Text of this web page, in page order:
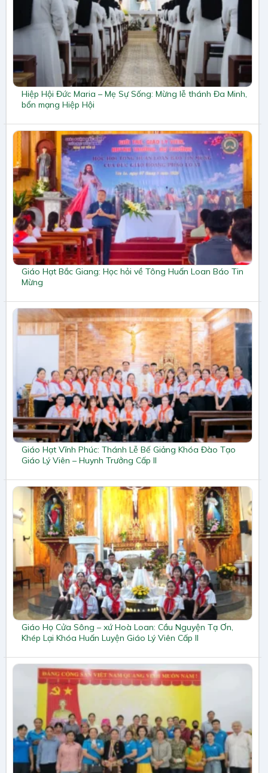
Hiệp Hội Đức Maria – Mẹ Sự Sống: Mừng lễ thánh Đa Minh,
bổn mạng Hiệp Hội
Giáo Hạt Bắc Giang: Học hỏi về Tông Huấn Loan Báo Tin
Mừng
Giáo Hạt Vĩnh Phúc: Thánh Lễ Bế Giảng Khóa Đào Tạo
Giáo Lý Viên – Huynh Trưởng Cấp II
Giáo Họ Cửa Sông – xứ Hoà Loan: Cầu Nguyện Tạ Ơn,
Khép Lại Khóa Huấn Luyện Giáo Lý Viên Cấp II